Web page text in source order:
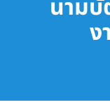
นามบั
ง